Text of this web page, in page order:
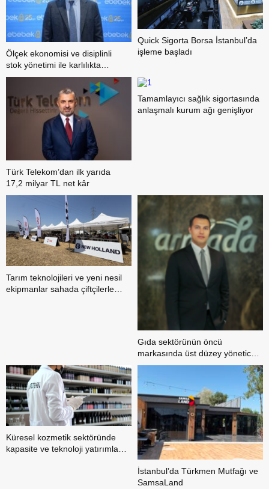
Ölçek ekonomisi ve disiplinli
stok yönetimi ile karlılıkta
yükseliş trendi
Quick Sigorta Borsa İstanbul’da
işleme başladı
Türk Telekom’dan ilk yarıda
17,2 milyar TL net kâr
Tamamlayıcı sağlık sigortasında
anlaşmalı kurum ağı genişliyor
Tarım teknolojileri ve yeni nesil
ekipmanlar sahada çiftçilerle
Gıda sektörünün öncü
markasında üst düzey yönetici
ataması
Küresel kozmetik sektöründe
kapasite ve teknoloji yatırımları
İstanbul’da Türkmen Mutfağı ve
SamsaLand